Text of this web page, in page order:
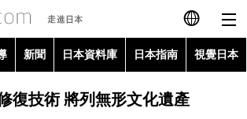
日本語
English
新聞 日本資料庫 日本指南 視覺日本
復技術 將列無形文化遺產